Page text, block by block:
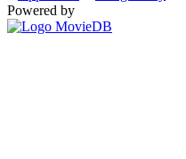
Powered by